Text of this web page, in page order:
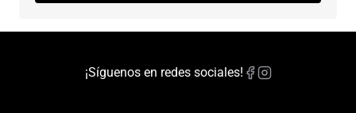
¡Síguenos en redes sociales!